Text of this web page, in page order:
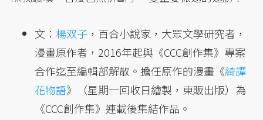
文： 楊双子 ，百合小說家，大眾文學研究者，
漫畫原作者，2016年起與《CCC創作集》專案
合作迄至編輯部解散。擔任原作的漫畫《綺譚
花物語》（星期一回收日繪製，東販出版）為
《CCC創作集》連載後集結作品。